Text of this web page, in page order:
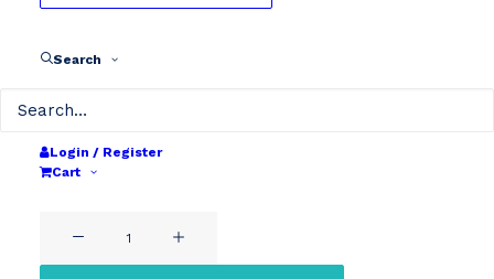
Search
Login / Register
Cart
Wissen